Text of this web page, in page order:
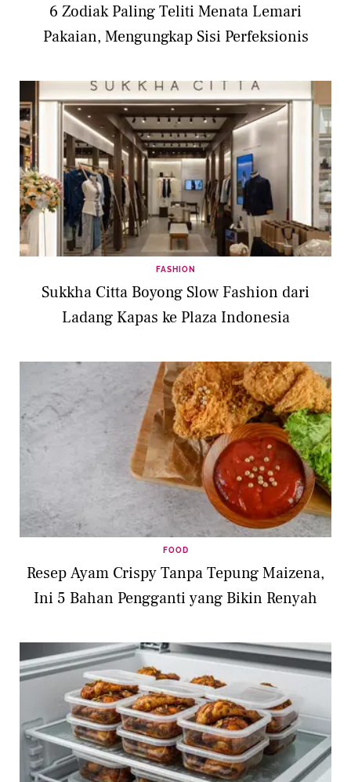
6 Zodiak Paling Teliti Menata Lemari
Pakaian, Mengungkap Sisi Perfeksionis
FASHION
Sukkha Citta Boyong Slow Fashion dari
Ladang Kapas ke Plaza Indonesia
FOOD
Resep Ayam Crispy Tanpa Tepung Maizena,
Ini 5 Bahan Pengganti yang Bikin Renyah